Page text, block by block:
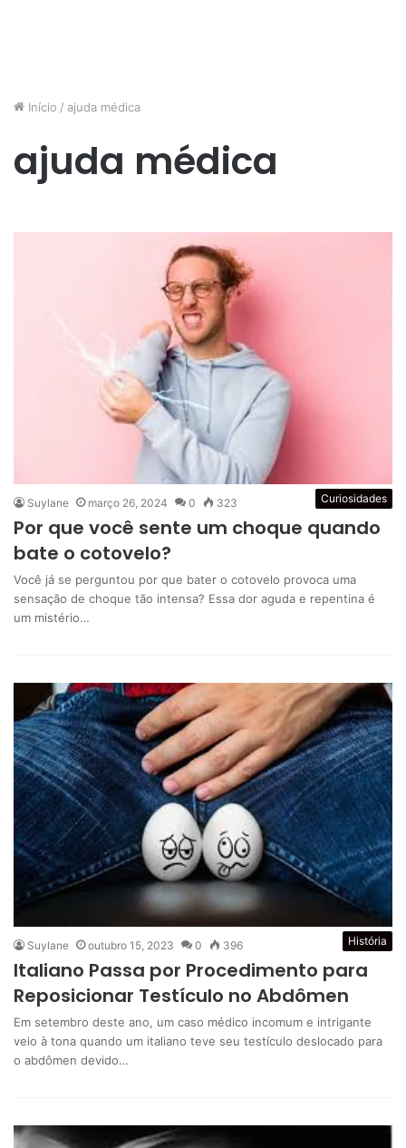
Início / ajuda médica
ajuda médica
Curiosidades
Suylane março 26, 2024 0 323
Por que você sente um choque quando
bate o cotovelo?
Você já se perguntou por que bater o cotovelo provoca uma
sensação de choque tão intensa? Essa dor aguda e repentina é
um mistério…
História
Suylane outubro 15, 2023 0 396
Italiano Passa por Procedimento para
Reposicionar Testículo no Abdômen
Em setembro deste ano, um caso médico incomum e intrigante
veio à tona quando um italiano teve seu testículo deslocado para
o abdômen devido…